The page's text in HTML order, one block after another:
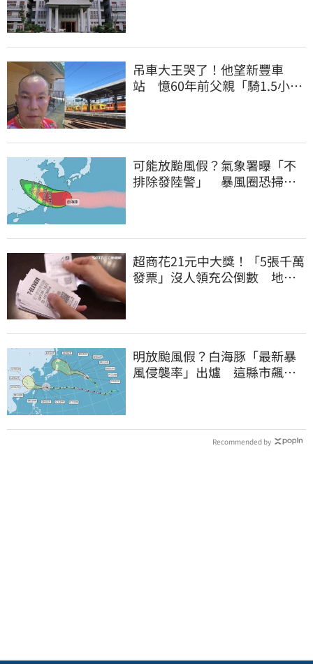
吊車大王哭了！他望新豐車
站 憶60年前父親「騎1.5小時
可能放颱風假？氣象署曝「不
排除發陸警」 暴風圈恐掃過2
超商花21元中大獎！「5張千萬
發票」沒人領充公倒數 地點
明放颱風假？白海豚「最新暴
風侵襲率」出爐 這縣市飆
Recommended by